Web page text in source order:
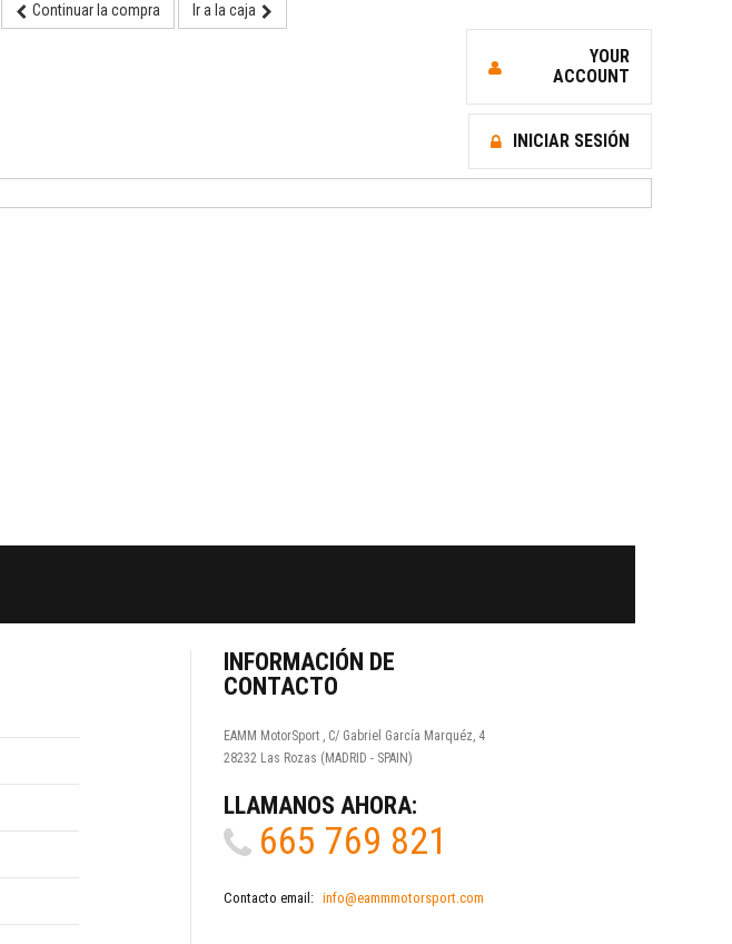
Continuar la compra Ir a la caja
YOUR
ACCOUNT
INICIAR SESIÓN
INFORMACIÓN DE
CONTACTO
EAMM MotorSport , C/ Gabriel García Marquéz, 4
28232 Las Rozas (MADRID - SPAIN)
LLÁMANOS AHORA:
665 769 821
Contacto email: info@eammmotorsport.com